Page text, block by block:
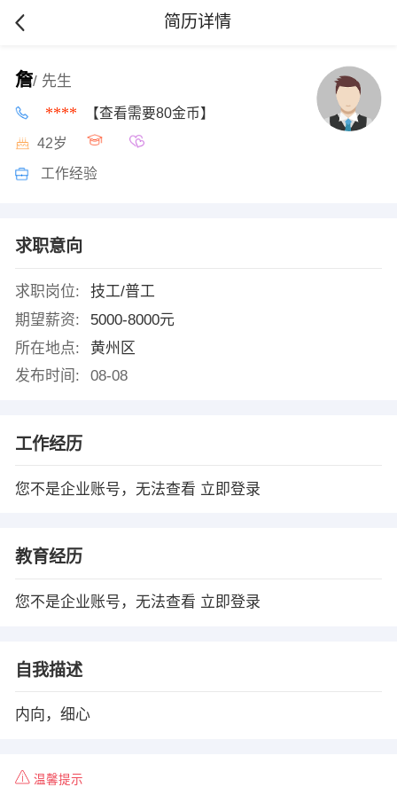
简历详情
詹/ 先生
**** 【查看需要80金币】
42岁
工作经验
求职意向
求职岗位:
技工/普工
期望薪资:
5000-8000元
所在地点:
黄州区
发布时间:
08-08
工作经历
您不是企业账号，无法查看 立即登录
教育经历
您不是企业账号，无法查看 立即登录
自我描述
内向，细心
温馨提示